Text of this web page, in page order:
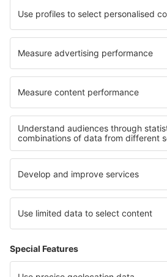
Cazare în Fuentes De Ebro Cazare
Cazare în Jau-Dignac-et-Loirac
Cele mai bune locuri de cazare -
Cazare in Franconian Switzerland
Cazare in Saxonia Inferioară
Cazare in Moselle Valley Cazare in
Cazare in Chiang Rai Cazare in
Cazare in Peninsula Peloponeza